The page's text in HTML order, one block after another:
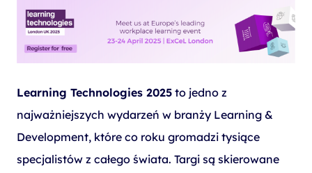
Learning Technologies 2025 to jedno z
najważniejszych wydarzeń w branży Learning &
Development, które co roku gromadzi tysiące
specjalistów z całego świata. Targi są skierowane